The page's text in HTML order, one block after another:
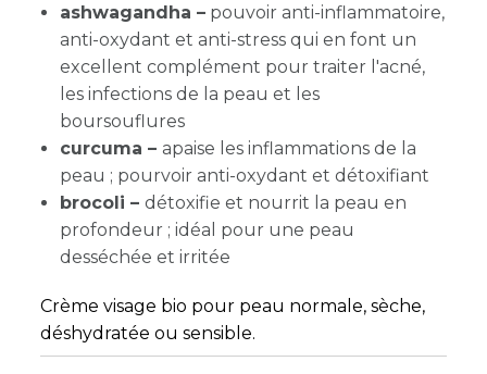
ashwagandha – pouvoir anti-inflammatoire,
anti-oxydant et anti-stress qui en font un
excellent complément pour traiter l'acné,
les infections de la peau et les
boursouflures
curcuma – apaise les inflammations de la
peau ; pourvoir anti-oxydant et détoxifiant
brocoli – détoxifie et nourrit la peau en
profondeur ; idéal pour une peau
desséchée et irritée
Crème visage bio pour peau normale, sèche,
déshydratée ou sensible.